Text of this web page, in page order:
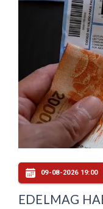
09-08-2026 19:00
EDELMAG